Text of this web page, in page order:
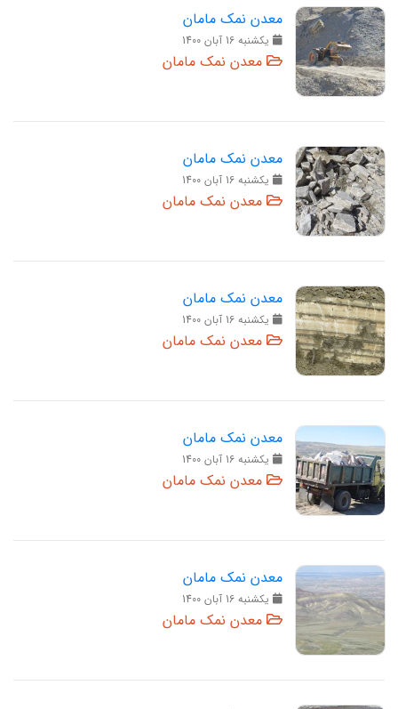
معدن نمک مامان
يکشنبه 16 آبان 1400
معدن نمک مامان
معدن نمک مامان
يکشنبه 16 آبان 1400
معدن نمک مامان
معدن نمک مامان
يکشنبه 16 آبان 1400
معدن نمک مامان
معدن نمک مامان
يکشنبه 16 آبان 1400
معدن نمک مامان
معدن نمک مامان
يکشنبه 16 آبان 1400
معدن نمک مامان